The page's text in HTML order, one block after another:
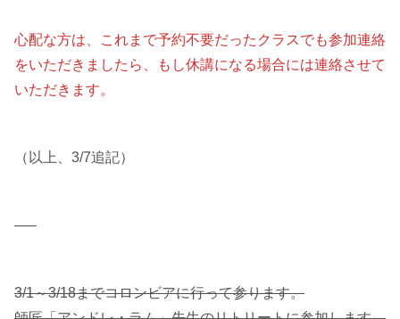
心配な方は、これまで予約不要だったクラスでも参加連絡
をいただきましたら、もし休講になる場合には連絡させて
いただきます。
（以上、3/7追記）
—–
3/1～3/18までコロンビアに行って参ります。